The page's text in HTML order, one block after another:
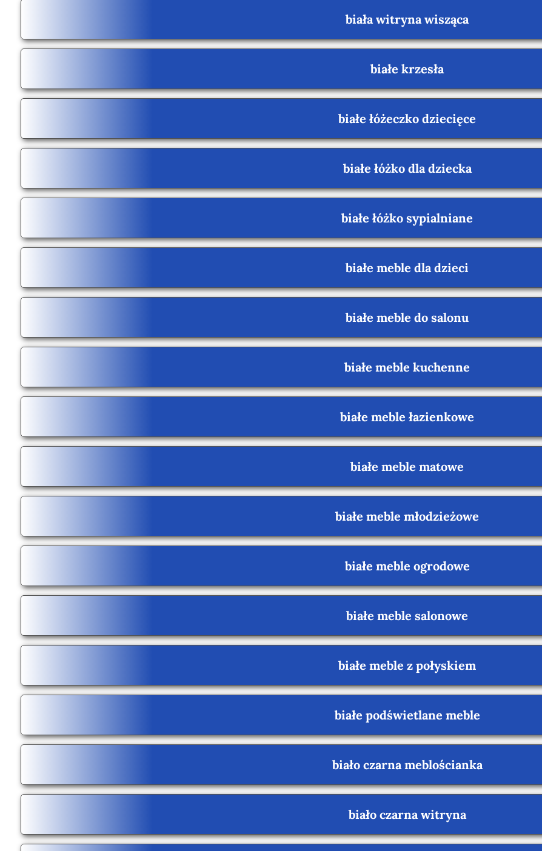
biała witryna wisząca
białe krzesła
białe łóżeczko dziecięce
białe łóżko dla dziecka
białe łóżko sypialniane
białe meble dla dzieci
białe meble do salonu
białe meble kuchenne
białe meble łazienkowe
białe meble matowe
białe meble młodzieżowe
białe meble ogrodowe
białe meble salonowe
białe meble z połyskiem
białe podświetlane meble
biało czarna meblościanka
biało czarna witryna